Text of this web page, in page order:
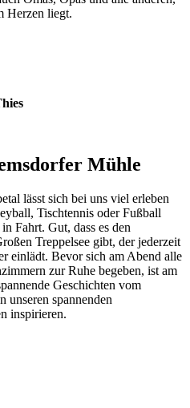
Herzen liegt.
Mühle
lässt sich bei uns viel erleben
Tischtennis oder Fußball
Fahrt. Gut, dass es den
Treppelsee gibt, der jederzeit
einlädt. Bevor sich am Abend alle
zur Ruhe begeben, ist am
Geschichten vom
unseren spannenden
inspirieren.